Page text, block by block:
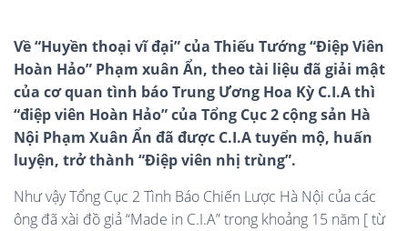
Về “Huyền thoại vĩ đại” của Thiếu Tướng “Điệp Viên
Hoàn Hảo” Phạm xuân Ẩn, theo tài liệu đã giải mật
của cơ quan tình báo Trung Ương Hoa Kỳ C.I.Athì
“điệp viên Hoàn Hảo” của Tổng Cục 2 cộng sản Hà
Nội Phạm Xuân Ẩn đã được C.I.A tuyển mộ, huấn
luyện, trở thành “Điệp viên nhị trùng”.
Như vậy Tổng Cục 2 Tình Báo Chiến Lược Hà Nội của các
ông đã xài đồ giả “Made in C.I.A” trong khoảng 15 năm [ từ